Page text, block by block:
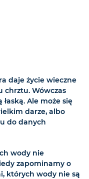
daje życie wieczne
chrztu. Wówczas
łaską. Ale może się
darze, albo
do danych
wody nie
zapominamy o
których wody nie są